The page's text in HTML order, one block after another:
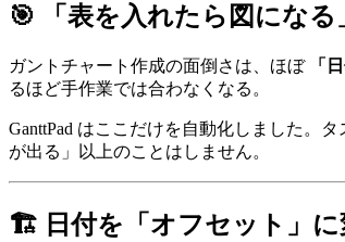
🎯 「表を入れたら図になる
ガントチャート作成の面倒さは、ほぼ 「
るほど手作業では合わなくなる。
GanttPad はここだけを自動化しました。
が出る」以上のことはしません。
🏗️ 日付を「オフセット」に